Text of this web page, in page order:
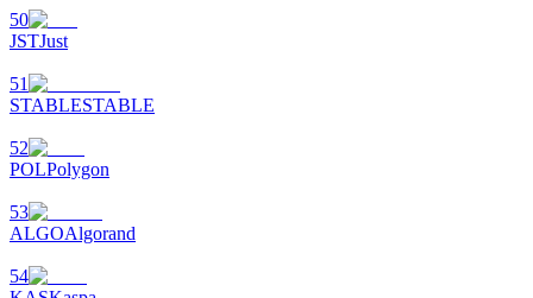
77,777+3k Rewards
กิจกรรมเพิ่มเติม
50
JSTJust
51
STABLESTABLE
52
POLPolygon
53
ALGOAlgorand
54